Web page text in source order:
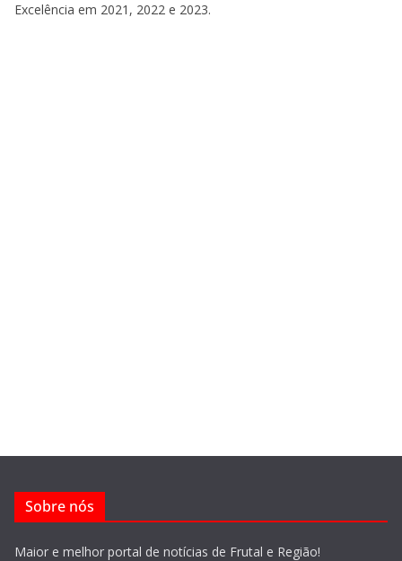
Excelência em 2021, 2022 e 2023.
Sobre nós
Maior e melhor portal de notícias de Frutal e Região!